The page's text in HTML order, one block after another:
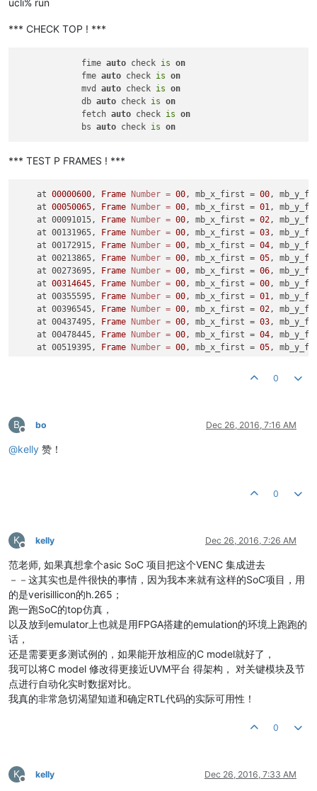
ucli% run
*** CHECK TOP ! ***
             fime
auto check is on
             fme
auto check is on
             mvd
auto check is on
             db
auto check is on
             fetch
auto check is on
             bs
auto check is on
*** TEST P FRAMES ! ***
    at
00000600, Frame Number = 00, mb_x_first = 00,
    at
00050065, Frame Number = 00, mb_x_first = 01,
    at 00091015,
Frame Number = 00, mb_x_first = 02,
    at 00131965,
Frame Number = 00, mb_x_first = 03,
    at 00172915,
Frame Number = 00, mb_x_first = 04,
    at 00213865,
Frame Number = 00, mb_x_first = 05,
    at 00273695,
Frame Number = 00, mb_x_first = 06,
    at
00314645, Frame Number = 00, mb_x_first = 00,
    at 00355595,
Frame Number = 00, mb_x_first = 01,
    at 00396545,
Frame Number = 00, mb_x_first = 02,
    at 00437495,
Frame Number = 00, mb_x_first = 03,
    at 00478445,
Frame Number = 00, mb_x_first = 04,
    at 00519395,
Frame Number = 00, mb_x_first = 05,
0
B
Offline
bo Dec 26, 2016, 7:16 AM
@kelly 赞！
0
K
Offline
kelly Dec 26, 2016, 7:26 AM
范老师, 如果真想拿个asic SoC 项目把这个VENC 集成进去
－－这其实也是件很快的事情，因为我本来就有这样的SoC项目，用
的是verisillicon的h.265；
跑一跑SoC的top仿真，
以及放到emulator上也就是用FPGA搭建的emulation的环境上跑跑的
话，
还是需要更多测试例的，如果能开放相应的C model就好了，
我可以将C model 修改得更接近UVM平台 得架构， 对关键模块及节
点进行自动化实时数据对比。
我真的非常急切渴望知道和确定RTL代码的实际可用性！
0
K
Offline
kelly Dec 26, 2016, 7:33 AM